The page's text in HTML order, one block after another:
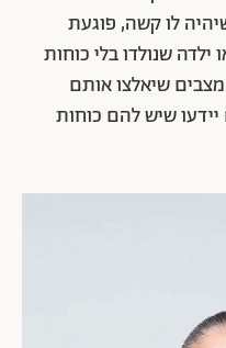
לו קשה, פוגעת
ילדה שנולדו בלי כוחות
מצבים שיאלצו אותם
שיש להם כוחות